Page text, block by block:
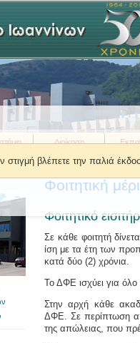
στιγμή βλέπετε την παλιά
Διοίκηση
Βρίσκεστε εδώ:» Φοίτηση
Φοιτητική
Φοιτητικό
Σε κάθε φοιτητή
ίση με τα έτη των
κατά δύο (2) χρόνια.
Το ΔΦΕ ισχύει για
Στην αρχή κάθε
ΔΦΕ. Σε περίπτωση
της απώλειας, που